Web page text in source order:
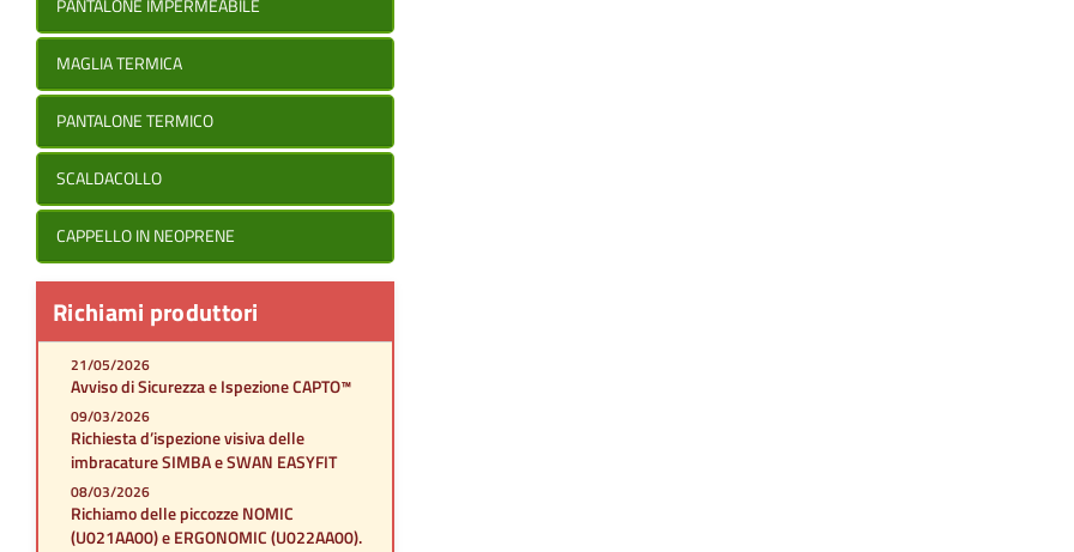
PANTALONE IMPERMEABILE
MAGLIA TERMICA
PANTALONE TERMICO
SCALDACOLLO
CAPPELLO IN NEOPRENE
Richiami produttori
21/05/2026
Avviso di Sicurezza e Ispezione CAPTO™
09/03/2026
Richiesta d’ispezione visiva delle
imbracature SIMBA e SWAN EASYFIT
08/03/2026
Richiamo delle piccozze NOMIC
(U021AA00) e ERGONOMIC (U022AA00).